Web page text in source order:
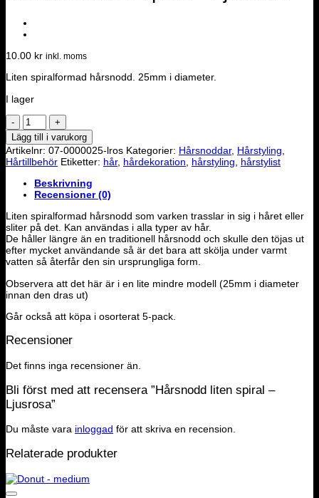
10.00 kr inkl. moms
Liten spiralformad hårsnodd. 25mm i diameter.
I lager
Hårsnodd
liten
spiral
-
Ljusrosa
Lägg till i varukorg
Artikelnr: 07-0000025-lros Kategorier: Hårsnoddar, Hårstyling
Hårtillbehör Etiketter: hår, hårdekoration hårstyling
hårstylist
Beskrivning
Recensioner (0)
Liten spiralformad hårsnodd som varken trasslar in sig i håret eller
sliter på det. Kan användas i alla typer av hår.
De håller längre än en traditionell hårsnodd och skulle den töjas ut
efter mycket användande så är det bara att skölja under varmt
vatten så återfår den sin ursprungliga form.
Observera att det här är i en lite mindre modell (25mm i diameter
innan den dras ut)
Går också att köpa i osorterat 5-pack.
Recensioner
Det finns inga recensioner än.
Bli först med att recensera ”Hårsnodd liten spiral –
Ljusrosa”
Du måste vara inloggad för att skriva en recension.
Relaterade produkter